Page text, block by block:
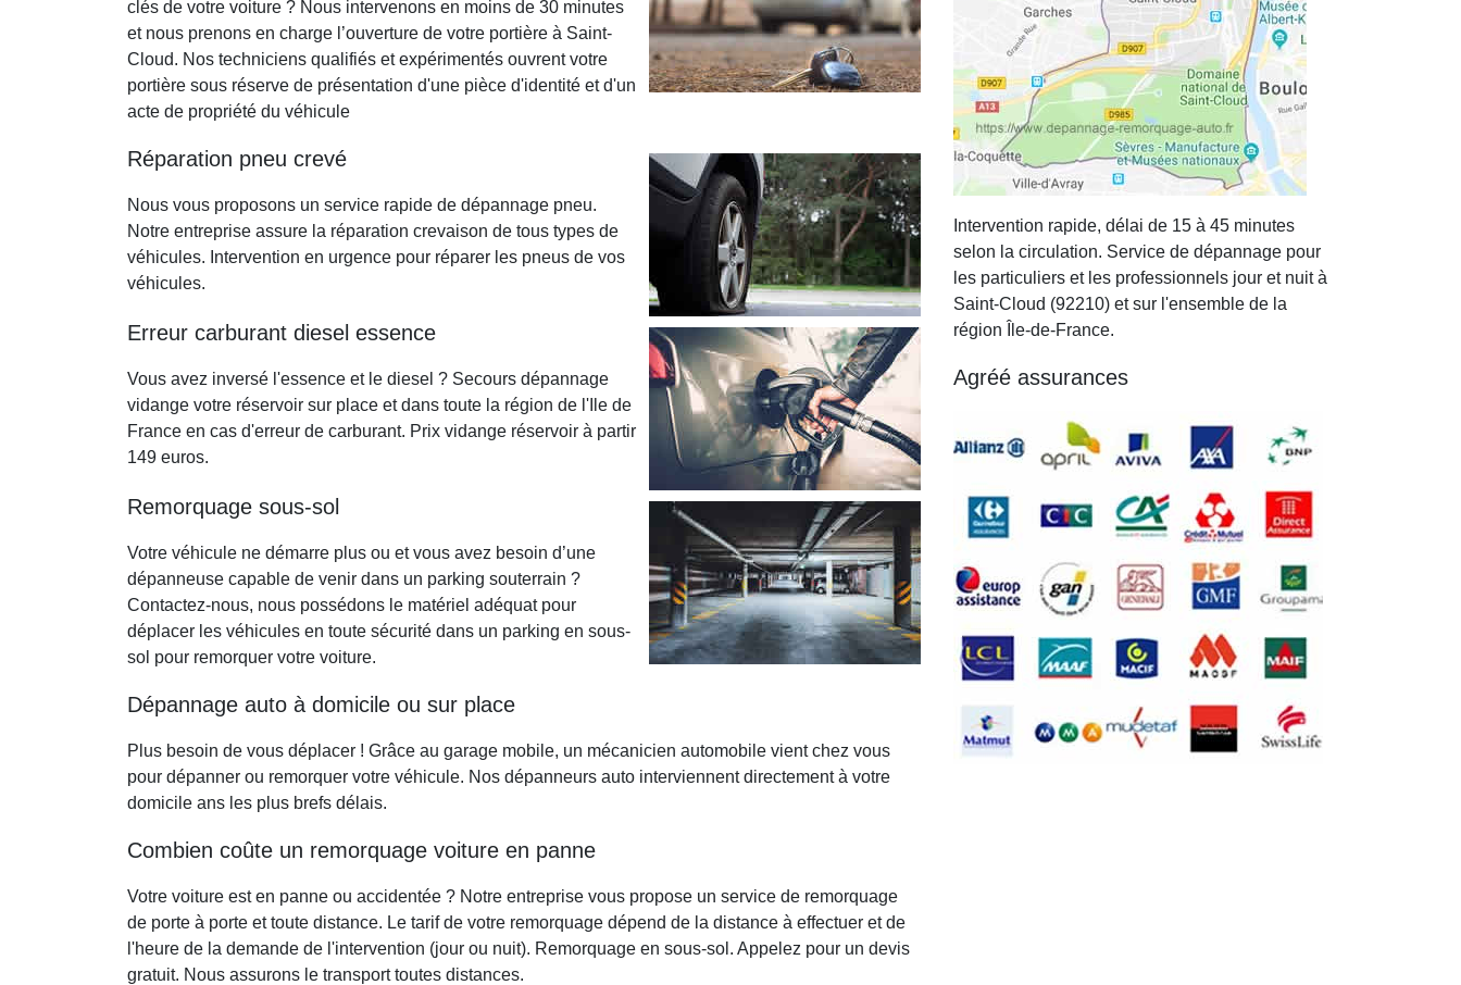
clés de votre voiture ? Nous intervenons en moins de 30 minutes
et nous prenons en charge l’ouverture de votre portière à Saint-
Cloud. Nos techniciens qualifiés et expérimentés ouvrent votre
portière sous réserve de présentation d'une pièce d'identité et d'un
acte de propriété du véhicule
Réparation pneu crevé
Nous vous proposons un service rapide de dépannage pneu.
Notre entreprise assure la réparation crevaison de tous types de
véhicules. Intervention en urgence pour réparer les pneus de vos
véhicules.
Erreur carburant diesel essence
Vous avez inversé l'essence et le diesel ? Secours dépannage
vidange votre réservoir sur place et dans toute la région de l'Ile de
France en cas d'erreur de carburant. Prix vidange réservoir à partir
149 euros.
Remorquage sous-sol
Votre véhicule ne démarre plus ou et vous avez besoin d’une
dépanneuse capable de venir dans un parking souterrain ?
Contactez-nous, nous possédons le matériel adéquat pour
déplacer les véhicules en toute sécurité dans un parking en sous-
sol pour remorquer votre voiture.
Dépannage auto à domicile ou sur place
Plus besoin de vous déplacer ! Grâce au garage mobile, un mécanicien automobile vient chez vous
pour dépanner ou remorquer votre véhicule. Nos dépanneurs auto interviennent directement à votre
domicile ans les plus brefs délais.
Combien coûte un remorquage voiture en panne
Votre voiture est en panne ou accidentée ? Notre entreprise vous propose un service de remorquage
de porte à porte et toute distance. Le tarif de votre remorquage dépend de la distance à effectuer et de
l'heure de la demande de l'intervention (jour ou nuit). Remorquage en sous-sol. Appelez pour un devis
gratuit. Nous assurons le transport toutes distances.
Intervention rapide, délai de 15 à 45 minutes
selon la circulation. Service de dépannage pour
les particuliers et les professionnels jour et nuit à
Saint-Cloud (92210) et sur l'ensemble de la
région Île-de-France.
Agréé assurances